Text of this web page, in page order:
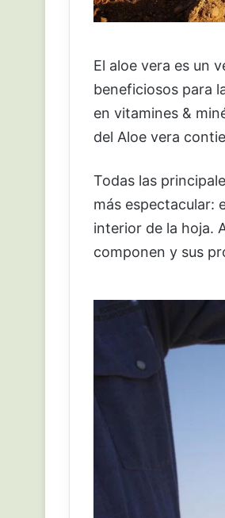
El aloe vera es un
beneficiosos para
en vitamines &
del Aloe vera
Todas las
más espectacular:
interior de la hoja.
componen y sus